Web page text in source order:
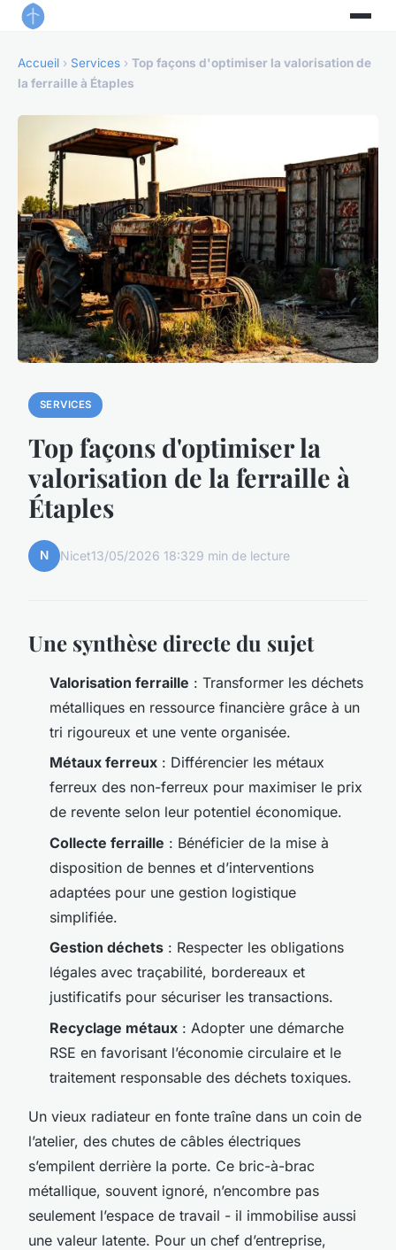
Accueil › Services › Top façons d'optimiser la valorisation de
la ferraille à Étaples
SERVICES
Top façons d'optimiser la
valorisation de la ferraille à
Étaples
N Nicet13/05/2026 18:329 min de lecture
Une synthèse directe du sujet
Valorisation ferraille : Transformer les déchets
métalliques en ressource financière grâce à un
tri rigoureux et une vente organisée.
Métaux ferreux : Différencier les métaux
ferreux des non-ferreux pour maximiser le prix
de revente selon leur potentiel économique.
Collecte ferraille : Bénéficier de la mise à
disposition de bennes et d’interventions
adaptées pour une gestion logistique
simplifiée.
Gestion déchets : Respecter les obligations
légales avec traçabilité, bordereaux et
justificatifs pour sécuriser les transactions.
Recyclage métaux : Adopter une démarche
RSE en favorisant l’économie circulaire et le
traitement responsable des déchets toxiques.
Un vieux radiateur en fonte traîne dans un coin de
l’atelier, des chutes de câbles électriques
s’empilent derrière la porte. Ce bric-à-brac
métallique, souvent ignoré, n’encombre pas
seulement l’espace de travail - il immobilise aussi
une valeur latente. Pour un chef d’entreprise,